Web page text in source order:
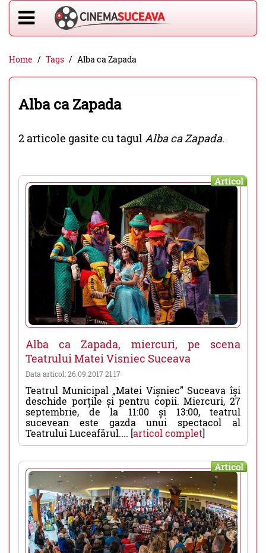
Home Tags Alba ca Zapada
Alba ca Zapada
2 articole gasite cu tagulAlba ca Zapada.
Articol
Alba ca Zapada, miercuri, pe scena
Teatrului Matei Visniec Suceava
Data articol: 26.09.2017 21:17
Teatrul Municipal „Matei Vișniec” Suceava își
deschide porțile și pentru copii. Miercuri, 27
septembrie, de la 11:00 și 13:00, teatrul
sucevean este gazda unui spectacol al
Teatrului Luceafărul.... [articol complet]
Articol